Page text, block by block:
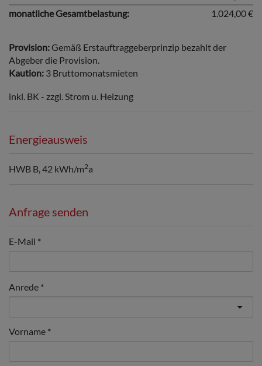
monatliche Gesamtbelastung:
1.024,00 €
Provision:Gemäß Erstauftraggeberprinzip bezahlt der
Abgeber die Provision.
Kaution: 3 Bruttomonatsmieten
inkl. BK - zzgl. Strom u. Heizung
Energieausweis
HWB B, 42 kWh/m2a
Anfrage senden
E-Mail
Anrede
Vorname